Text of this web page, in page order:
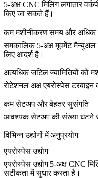
5-अक्ष CNC मिलिंग लगातार
किए जा सकते हैं।
कम मशीनीकरण समय और अधिक
समकालिक 5-अक्ष मूवमेंट मैन्युअल
लिए आदर्श है।
अत्यधिक जटिल ज्यामितियों को
रोटेशनल अक्ष एयरोस्पेस
कम सेटअप और बेहतर सुसंगति
आवश्यक सेटअप की संख्या घटने से
विभिन्न उद्योगों में अनुप्रयोग
एयरोस्पेस उद्योग
एयरोस्पेस उद्योग 5-अक्ष CNC
सटीकता में सुधार करता है।